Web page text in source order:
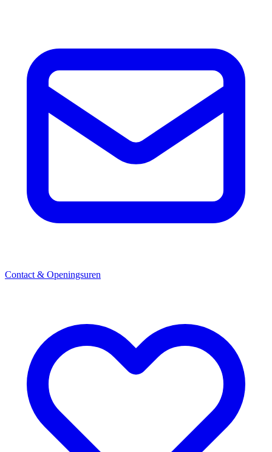
Contact & Openingsuren